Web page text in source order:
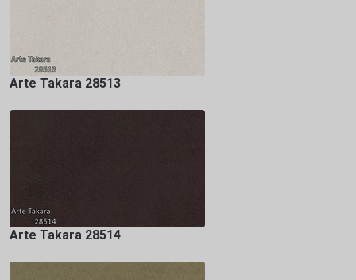
Arte Takara 28513
Arte Takara 28514